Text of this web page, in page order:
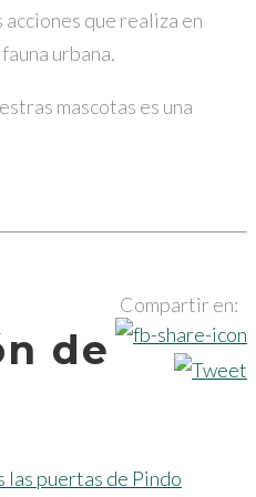
que realiza en
urbana.
mascotas es una
Compartir en:
de
las puertas de Pindo